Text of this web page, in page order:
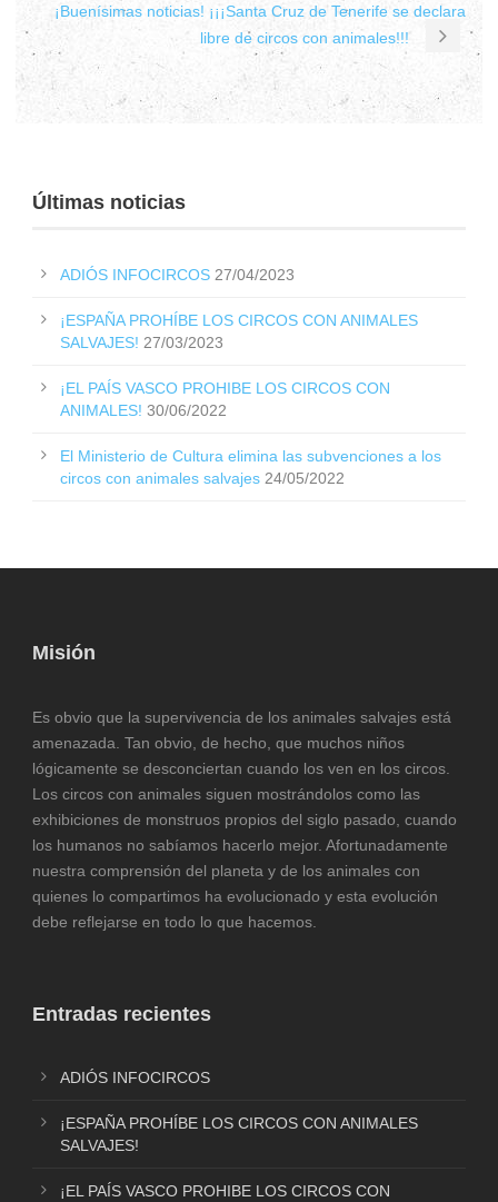
¡Buenísimas noticias! ¡¡¡Santa Cruz de Tenerife se declara
libre de circos con animales!!!
Últimas noticias
ADIÓS INFOCIRCOS 27/04/2023
¡ESPAÑA PROHÍBE LOS CIRCOS CON ANIMALES
SALVAJES! 27/03/2023
¡EL PAÍS VASCO PROHIBE LOS CIRCOS CON
ANIMALES! 30/06/2022
El Ministerio de Cultura elimina las subvenciones a los
circos con animales salvajes 24/05/2022
Misión
Es obvio que la supervivencia de los animales salvajes está
amenazada. Tan obvio, de hecho, que muchos niños
lógicamente se desconciertan cuando los ven en los circos.
Los circos con animales siguen mostrándolos como las
exhibiciones de monstruos propios del siglo pasado, cuando
los humanos no sabíamos hacerlo mejor. Afortunadamente
nuestra comprensión del planeta y de los animales con
quienes lo compartimos ha evolucionado y esta evolución
debe reflejarse en todo lo que hacemos.
Entradas recientes
ADIÓS INFOCIRCOS
¡ESPAÑA PROHÍBE LOS CIRCOS CON ANIMALES
SALVAJES!
¡EL PAÍS VASCO PROHIBE LOS CIRCOS CON